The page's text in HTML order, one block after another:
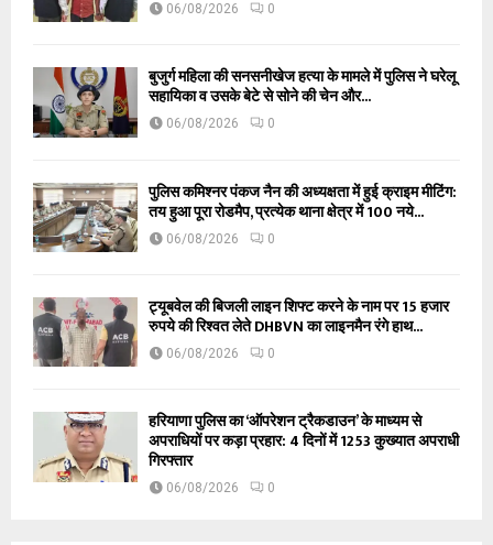
06/08/2026 0
बुजुर्ग महिला की सनसनीखेज हत्या के मामले में पुलिस ने घरेलू
सहायिका व उसके बेटे से सोने की चेन और...
06/08/2026 0
पुलिस कमिश्नर पंकज नैन की अध्यक्षता में हुई क्राइम मीटिंग:
तय हुआ पूरा रोडमैप, प्रत्येक थाना क्षेत्र में 100 नये...
06/08/2026 0
ट्यूबवेल की बिजली लाइन शिफ्ट करने के नाम पर 15 हजार
रुपये की रिश्वत लेते DHBVN का लाइनमैन रंगे हाथ...
06/08/2026 0
हरियाणा पुलिस का ‘ऑपरेशन ट्रैकडाउन’ के माध्यम से
अपराधियों पर कड़ा प्रहार: 4 दिनों में 1253 कुख्यात अपराधी
गिरफ्तार
06/08/2026 0